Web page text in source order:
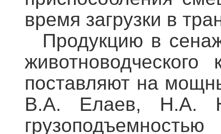
время загрузки в
Продукцию в
животноводческого
поставляют на
В.А. Елаев, Н.А.